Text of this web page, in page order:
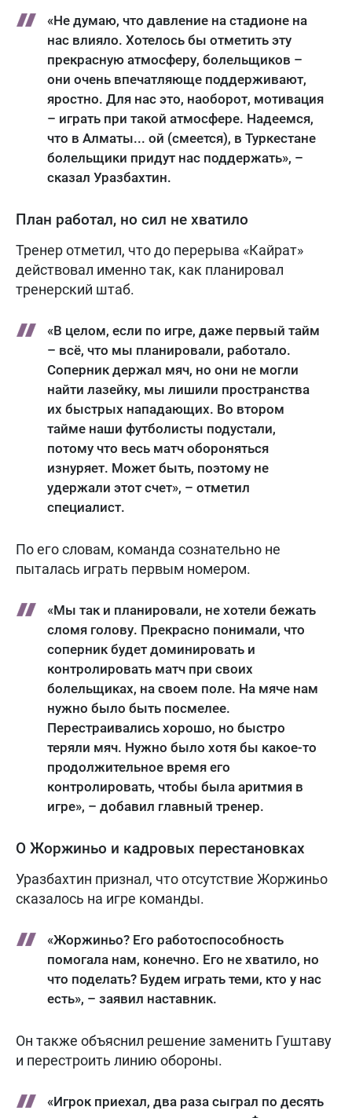
«Не думаю, что давление на стадионе на
нас влияло. Хотелось бы отметить эту
прекрасную атмосферу, болельщиков –
они очень впечатляюще поддерживают,
яростно. Для нас это, наоборот, мотивация
– играть при такой атмосфере. Надеемся,
что в Алматы... ой (смеется), в Туркестане
болельщики придут нас поддержать», –
сказал Уразбахтин.
План работал, но сил не хватило
Тренер отметил, что до перерыва «Кайрат»
действовал именно так, как планировал
тренерский штаб.
«В целом, если по игре, даже первый тайм
– всё, что мы планировали, работало.
Соперник держал мяч, но они не могли
найти лазейку, мы лишили пространства
их быстрых нападающих. Во втором
тайме наши футболисты подустали,
потому что весь матч обороняться
изнуряет. Может быть, поэтому не
удержали этот счет», – отметил
специалист.
По его словам, команда сознательно не
пыталась играть первым номером.
«Мы так и планировали, не хотели бежать
сломя голову. Прекрасно понимали, что
соперник будет доминировать и
контролировать матч при своих
болельщиках, на своем поле. На мяче нам
нужно было быть посмелее.
Перестраивались хорошо, но быстро
теряли мяч. Нужно было хотя бы какое-то
продолжительное время его
контролировать, чтобы была аритмия в
игре», – добавил главный тренер.
О Жоржиньо и кадровых перестановках
Уразбахтин признал, что отсутствие Жоржиньо
сказалось на игре команды.
«Жоржиньо? Его работоспособность
помогала нам, конечно. Его не хватило, но
что поделать? Будем играть теми, кто у нас
есть», – заявил наставник.
Он также объяснил решение заменить Гуштаву
и перестроить линию обороны.
«Игрок приехал, два раза сыграл по десять